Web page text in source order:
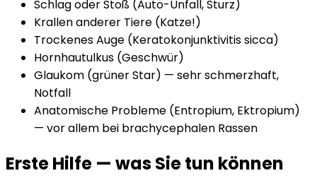
Schlag oder Stoß (Auto-Unfall, Sturz)
Krallen anderer Tiere (Katze!)
Trockenes Auge (Keratokonjunktivitis sicca)
Hornhautulkus (Geschwür)
Glaukom (grüner Star) — sehr schmerzhaft,
Notfall
Anatomische Probleme (Entropium, Ektropium)
— vor allem bei brachycephalen Rassen
Erste Hilfe — was Sie tun können